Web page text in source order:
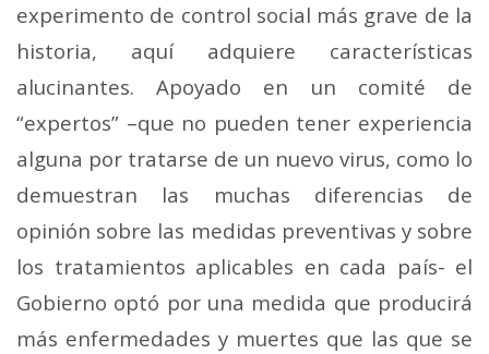
experimento de control social más grave de la
historia, aquí adquiere características
alucinantes. Apoyado en un comité de
“expertos” –que no pueden tener experiencia
alguna por tratarse de un nuevo virus, como lo
demuestran las muchas diferencias de
opinión sobre las medidas preventivas y sobre
los tratamientos aplicables en cada país- el
Gobierno optó por una medida que producirá
más enfermedades y muertes que las que se